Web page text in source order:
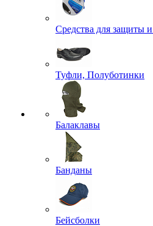
Средства для защиты и
Туфли, Полуботинки
Балаклавы
Банданы
Бейсболки